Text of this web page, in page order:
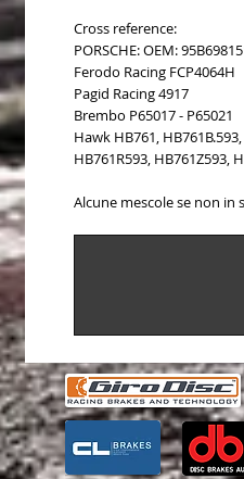
Cross reference:
PORSCHE: OEM:
Ferodo Racing FCP4064H
Pagid Racing 4917
Brembo P65017 - P65021
Hawk HB761,
HB761R593, HB761Z593,
Alcune mescole se non in